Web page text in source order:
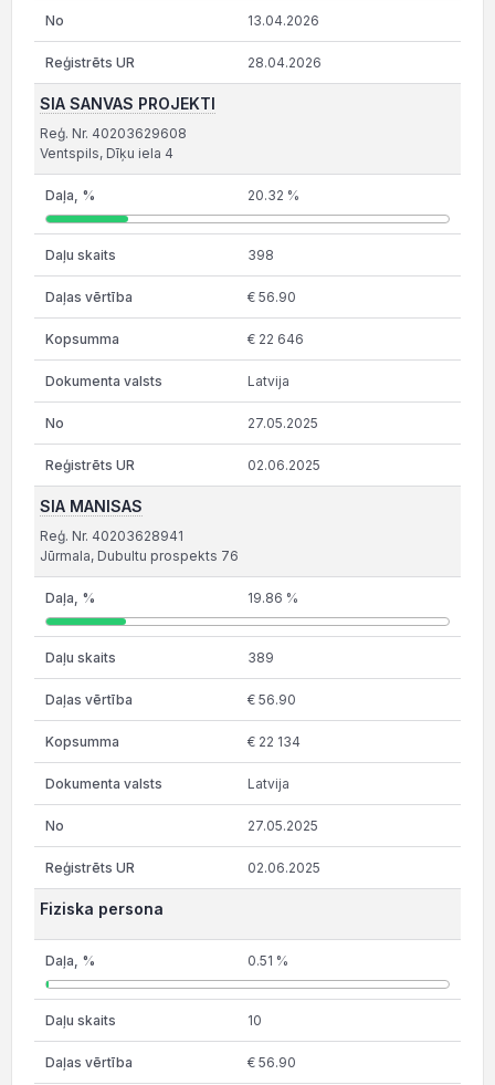
13.04.2026
28.04.2026
SIA SANVAS PROJEKTI
Reģ. Nr. 40203629608
Ventspils, Dīķu iela 4
20.32 %
398
€ 56.90
€ 22 646
Latvija
27.05.2025
02.06.2025
SIA MANISAS
Reģ. Nr. 40203628941
Jūrmala, Dubultu prospekts 76
19.86 %
389
€ 56.90
€ 22 134
Latvija
27.05.2025
02.06.2025
Fiziska persona
0.51 %
10
€ 56.90